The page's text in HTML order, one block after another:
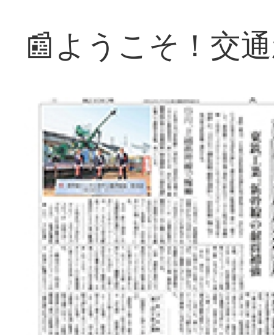
📰ようこそ！交